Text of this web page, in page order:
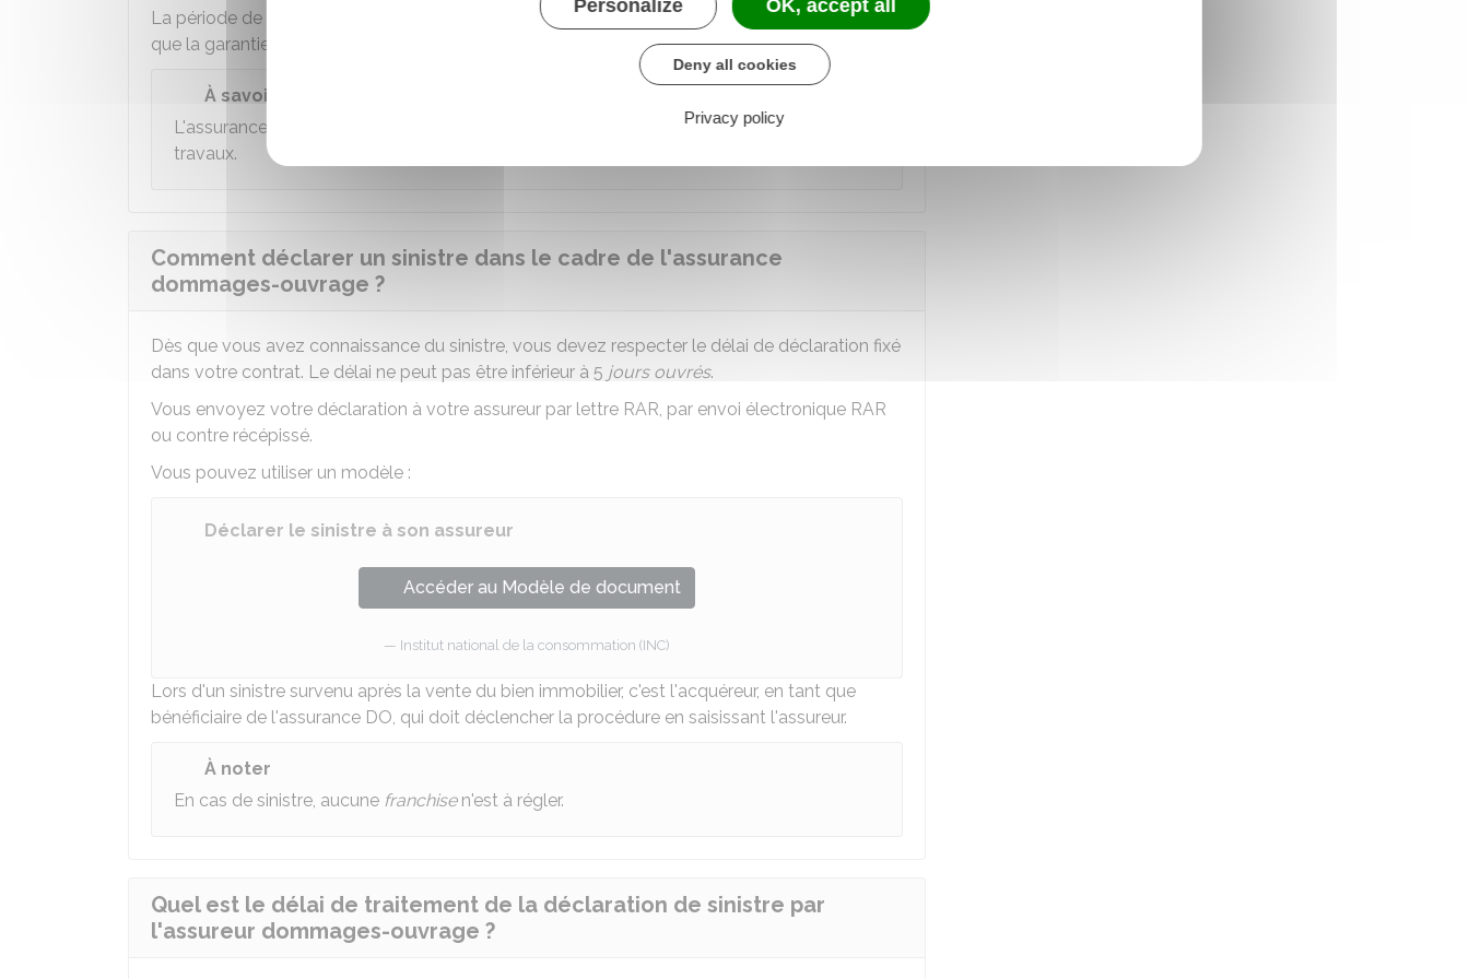
La période de garantie DO prend fin 10 ans après la réception des travaux, en même temps
que la garantie décennale des constructeurs.
À savoir
L'assurance DO est limitée à 9 ans, puisqu'elle débute 1 an après la réception des
travaux.
Comment déclarer un sinistre dans le cadre de l'assurance
dommages-ouvrage ?
Dès que vous avez connaissance du sinistre, vous devez respecter le délai de déclaration fixé
dans votre contrat. Le délai ne peut pas être inférieur à 5 jours ouvrés.
Vous envoyez votre déclaration à votre assureur par lettre RAR, par envoi électronique RAR
ou contre récépissé.
Vous pouvez utiliser un modèle :
Déclarer le sinistre à son assureur
Accéder au Modèle de document
Institut national de la consommation (INC)
Lors d'un sinistre survenu après la vente du bien immobilier, c'est l'acquéreur, en tant que
bénéficiaire de l'assurance DO, qui doit déclencher la procédure en saisissant l'assureur.
À noter
En cas de sinistre, aucune franchisen'est à régler.
Quel est le délai de traitement de la déclaration de sinistre par
l'assureur dommages-ouvrage ?
Personalize OK, accept all
Deny all cookies
Privacy policy